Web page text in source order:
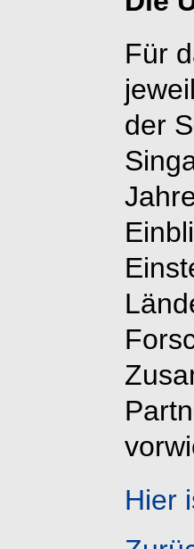
Für
der
Hier